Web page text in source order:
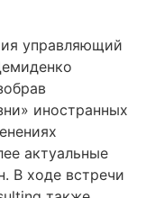
управляющий
иностранных
актуальные
В ходе встречи